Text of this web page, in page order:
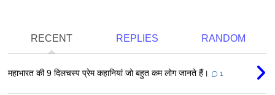
RECENT REPLIES RANDOM
महाभारत की 9 दिलचस्प प्रेम कहानियां जो बहुत कम लोग जानते हैं। 1